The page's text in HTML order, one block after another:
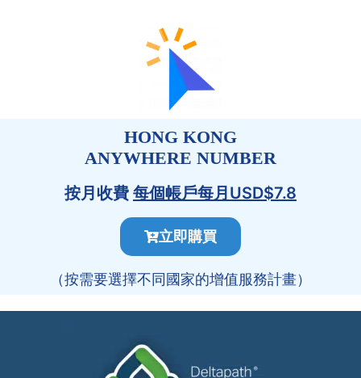
HONG KONG
ANYWHERE NUMBER
按月收費 每個帳戶每月USD$7.8
立即購買
（按需要選擇不同國家的增值服務計畫）